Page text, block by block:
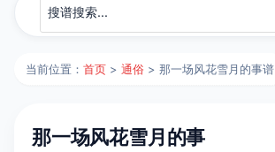
当前位置：首页 >通俗 > 那一场风花雪月的事谱
那一场风花雪月的事